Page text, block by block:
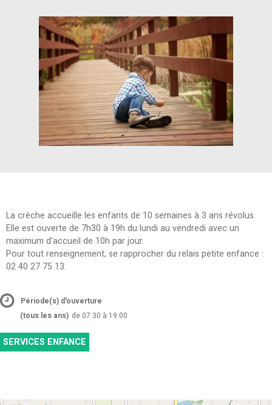
La crèche accueille les enfants de 10 semaines à 3 ans révolus.
Elle est ouverte de 7h30 à 19h du lundi au vendredi avec un
maximum d’accueil de 10h par jour.
Pour tout renseignement, se rapprocher du relais petite enfance :
02 40 27 75 13.
Période(s) d'ouverture
(tous les ans) de 07:30 à 19:00
SERVICES ENFANCE